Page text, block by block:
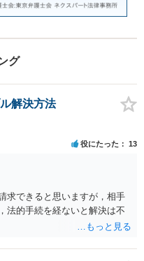
グ
解決方法
役にたった 13
求できると思いますが，相手
法的手続を経ないと解決は不